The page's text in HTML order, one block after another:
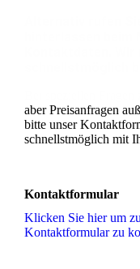
aber Preisanfragen
bitte unser
schnellstmöglich mit
Kontaktformular
Klicken Sie hier um
Kon­takt­for­mu­lar zu